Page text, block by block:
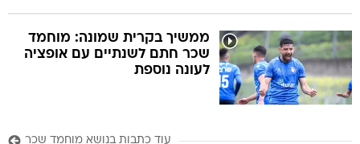
ממשיך בקרית שמונה: מוחמד
שכר חתם לשנתיים עם אופציה
לעונה נוספת
עוד כתבות בנושא מוחמד שכר